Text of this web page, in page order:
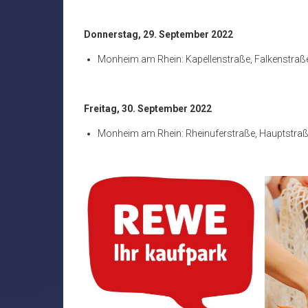
Donnerstag, 29. September 2022
Monheim am Rhein: Kapellenstraße,
Freitag, 30. September 2022
Monheim am Rhein: Rheinuferstraße,